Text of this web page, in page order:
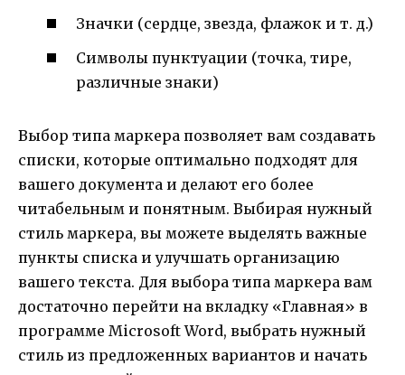
Значки (сердце, звезда, флажок и т. д.)
Символы пунктуации (точка, тире,
различные знаки)
Выбор типа маркера позволяет вам создавать
списки, которые оптимально подходят для
вашего документа и делают его более
читабельным и понятным. Выбирая нужный
стиль маркера, вы можете выделять важные
пункты списка и улучшать организацию
вашего текста. Для выбора типа маркера вам
достаточно перейти на вкладку «Главная» в
программе Microsoft Word, выбрать нужный
стиль из предложенных вариантов и начать